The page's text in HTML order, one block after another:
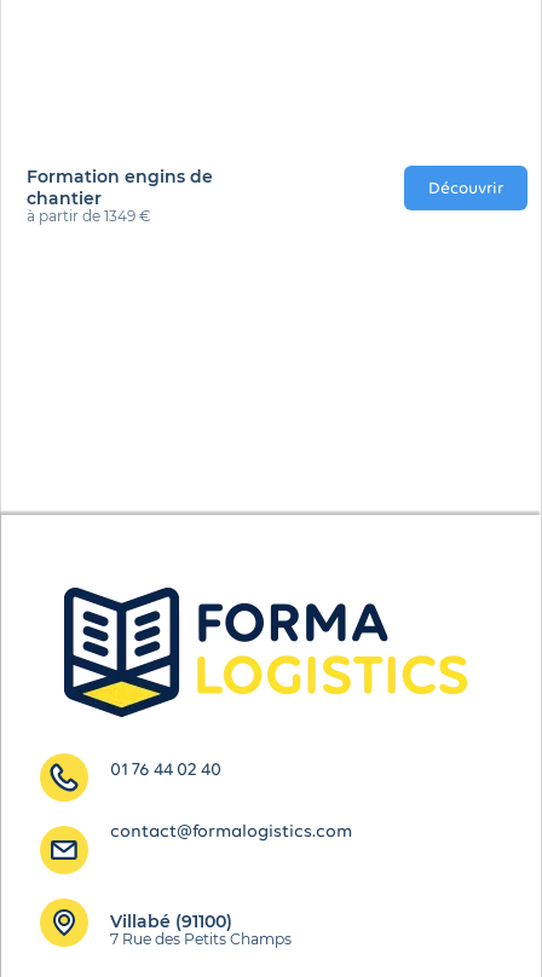
Formation engins de
chantier
à partir de 1349 €
Découvrir
01 76 44 02 40
contact@formalogistics.com
Villabé (91100)
7 Rue des Petits Champs